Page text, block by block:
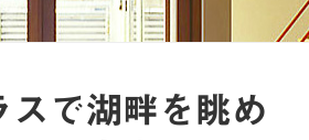
スで湖畔を眺め